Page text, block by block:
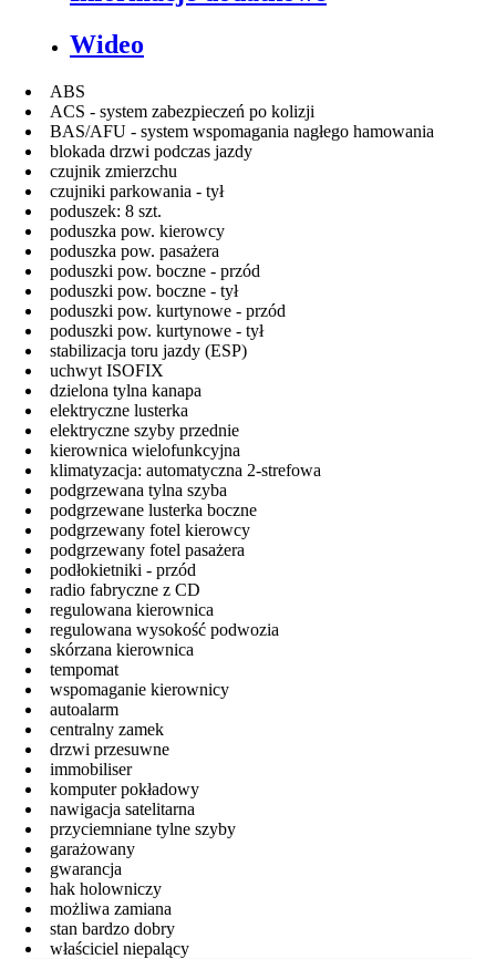
Wideo
ABS
ACS - system zabezpieczeń po kolizji
BAS/AFU - system wspomagania nagłego hamowania
blokada drzwi podczas jazdy
czujnik zmierzchu
czujniki parkowania - tył
poduszek: 8 szt.
poduszka pow. kierowcy
poduszka pow. pasażera
poduszki pow. boczne - przód
poduszki pow. boczne - tył
poduszki pow. kurtynowe - przód
poduszki pow. kurtynowe - tył
stabilizacja toru jazdy (ESP)
uchwyt ISOFIX
dzielona tylna kanapa
elektryczne lusterka
elektryczne szyby przednie
kierownica wielofunkcyjna
klimatyzacja: automatyczna 2-strefowa
podgrzewana tylna szyba
podgrzewane lusterka boczne
podgrzewany fotel kierowcy
podgrzewany fotel pasażera
podłokietniki - przód
radio fabryczne z CD
regulowana kierownica
regulowana wysokość podwozia
skórzana kierownica
tempomat
wspomaganie kierownicy
autoalarm
centralny zamek
drzwi przesuwne
immobiliser
komputer pokładowy
nawigacja satelitarna
przyciemniane tylne szyby
garażowany
gwarancja
hak holowniczy
możliwa zamiana
stan bardzo dobry
właściciel niepalący